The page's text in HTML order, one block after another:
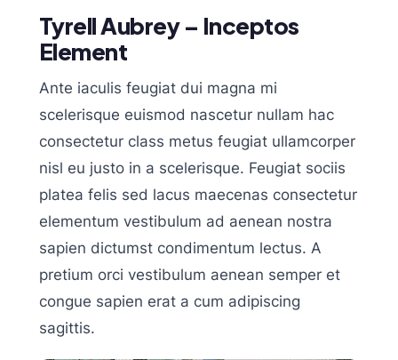
Tyrell Aubrey – Inceptos
Element
Ante iaculis feugiat dui magna mi
scelerisque euismod nascetur nullam hac
consectetur class metus feugiat ullamcorper
nisl eu justo in a scelerisque. Feugiat sociis
platea felis sed lacus maecenas consectetur
elementum vestibulum ad aenean nostra
sapien dictumst condimentum lectus. A
pretium orci vestibulum aenean semper et
congue sapien erat a cum adipiscing
sagittis.